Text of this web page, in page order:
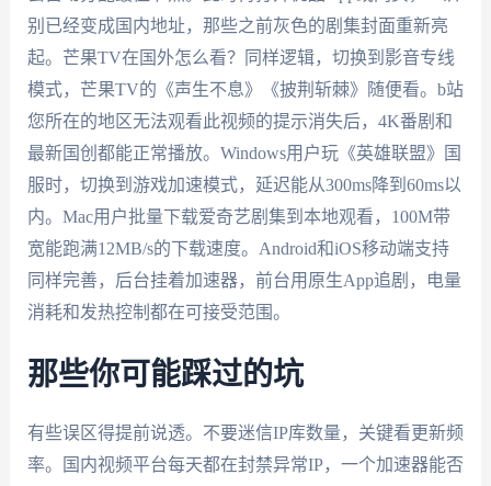
别已经变成国内地址，那些之前灰色的剧集封面重新亮
起。芒果TV在国外怎么看？同样逻辑，切换到影音专线
模式，芒果TV的《声生不息》《披荆斩棘》随便看。b站
您所在的地区无法观看此视频的提示消失后，4K番剧和
最新国创都能正常播放。Windows用户玩《英雄联盟》国
服时，切换到游戏加速模式，延迟能从300ms降到60ms以
内。Mac用户批量下载爱奇艺剧集到本地观看，100M带
宽能跑满12MB/s的下载速度。Android和iOS移动端支持
同样完善，后台挂着加速器，前台用原生App追剧，电量
消耗和发热控制都在可接受范围。
那些你可能踩过的坑
有些误区得提前说透。不要迷信IP库数量，关键看更新频
率。国内视频平台每天都在封禁异常IP，一个加速器能否